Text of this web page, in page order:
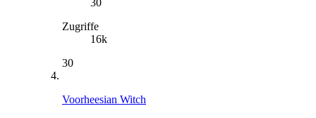
30
Zugriffe
16k
30
Voorheesian Witch